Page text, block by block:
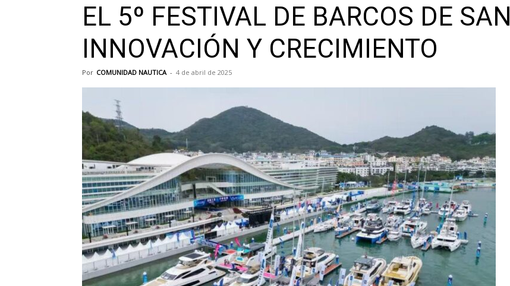
EL 5º FESTIVAL DE BARCOS DE
INNOVACIÓN Y CRECIMIENTO
Por COMUNIDAD NAUTICA - 4 de abril de 2025